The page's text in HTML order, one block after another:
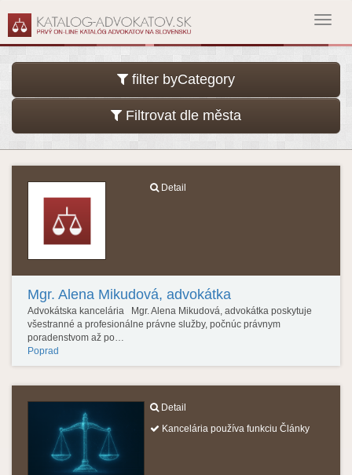
filter byCategory
Filtrovat dle města
Detail
Mgr. Alena Mikudová, advokátka
Advokátska kancelária Mgr. Alena Mikudová, advokátka poskytuje
všestranné a profesionálne právne služby, počnúc právnym
poradenstvom až po…
Poprad
Detail
Kancelária používa funkciu Články